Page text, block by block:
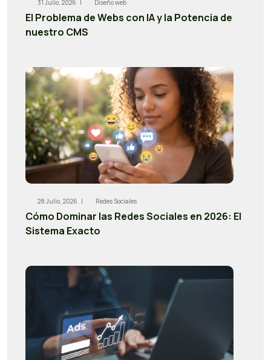
31 Julio, 2026 | Diseño web
El Problema de Webs con IA y la Potencia de
nuestro CMS
28 Julio, 2026 | Redes Sociales
Cómo Dominar las Redes Sociales en 2026: El
Sistema Exacto